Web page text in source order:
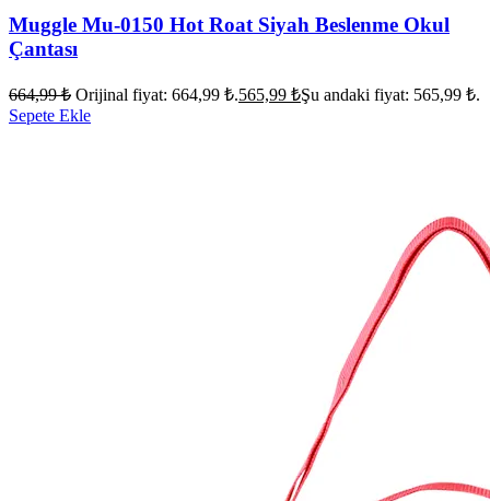
Muggle Mu-0150 Hot Roat Siyah Beslenme Okul
Çantası
664,99₺ Orijinal fiyat: 664,99 ₺.565,99 ₺Şu andaki fiyat: 565,99 ₺.
Sepete Ekle